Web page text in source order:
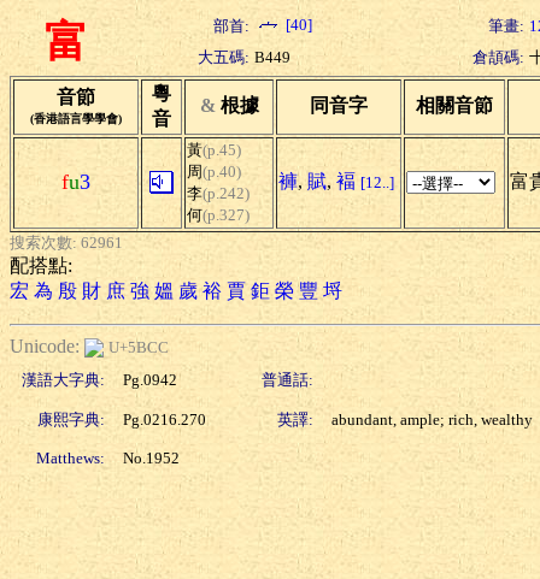
富 部首: [40] 筆畫:
大五碼: B449 倉頡碼:
音節
(香港語言學學會)
粵
音
& 根據 同音字 相關音節
fu3
黃(p.45)
周(p.40)
李(p.242)
何(p.327)
褲, 賦, 褔 [12..] 富
搜索次數: 62961
配搭點:
宏 為 殷 財 庶 強 媼 歲 裕 賈 鉅 榮 豐 埒
Unicode:
U+5BCC
漢語大字典:
Pg.0942 普通話:
康熙字典: Pg.0216.270 英譯: abundant, ample; rich, wealthy
Matthews: No.1952